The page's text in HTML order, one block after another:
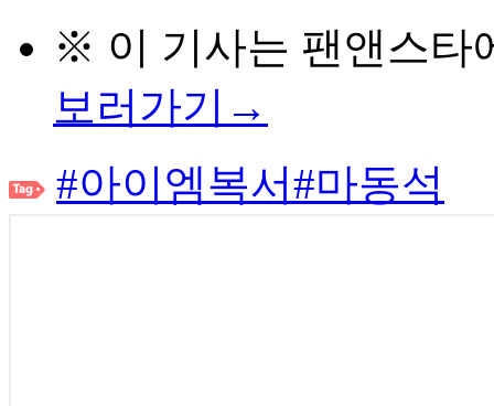
※ 이 기사는 팬앤스타
보러가기→
#아이엠복서#마동석